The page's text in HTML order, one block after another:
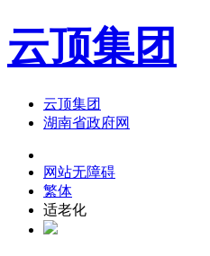
云顶集团
云顶集团
湖南省政府网
网站无障碍
繁体
适老化